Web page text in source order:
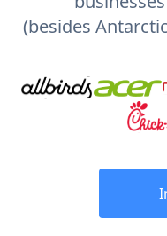
(besides